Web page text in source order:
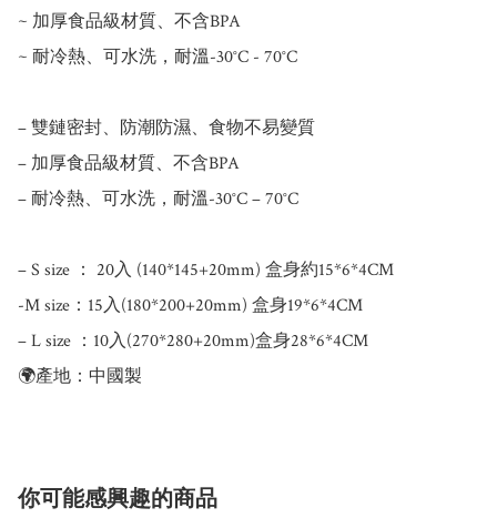
~ 加厚食品級材質、不含BPA
~ 耐冷熱、可水洗，耐溫-30°C - 70°C
– 雙鏈密封、防潮防濕、食物不易變質
– 加厚食品級材質、不含BPA
– 耐冷熱、可水洗，耐溫-30°C – 70°C
– S size ： 20入 (140*145+20mm) 盒身約15*6*4CM
-M size：15入(180*200+20mm) 盒身19*6*4CM
– L size ：10入(270*280+20mm)盒身28*6*4CM
你可能感興趣的商品